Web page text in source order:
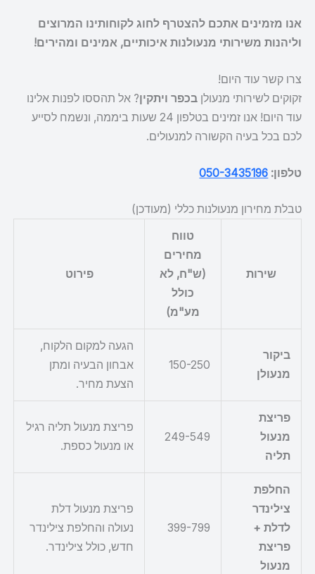
אנו מזמינים אתכם להצטרף לחוג לקוחותינו המרוצים
וליהנות משירותי מנעולנות איכותיים, אמינים ומהירים!
צרו קשר עוד היום!
זקוקים לשירותי מנעולן בכפר ויתקין? אל תהססו לפנות אלינו
עוד היום! אנו זמינים בטלפון 24 שעות ביממה, ונשמח לסייע
לכם בכל בעיה הקשורה למנעולים.
טלפון: 050-3435196
טבלת מחירון מנעולנות כללי (מעודכן)
שירות
טווח
מחירים
(ש"ח, לא
כולל
מע"מ)
פירוט
ביקור
מנעולן
150-250
הגעה למקום הלקוח,
אבחון הבעיה ומתן
הצעת מחיר.
פריצת
מנעול
תליה
249-549
פריצת מנעול תליה רגיל
או מנעול כספת.
החלפת
צילינדר
לדלת +
פריצת
מנעול
399-799
פריצת מנעול דלת
נעולה והחלפת צילינדר
חדש, כולל צילינדר.